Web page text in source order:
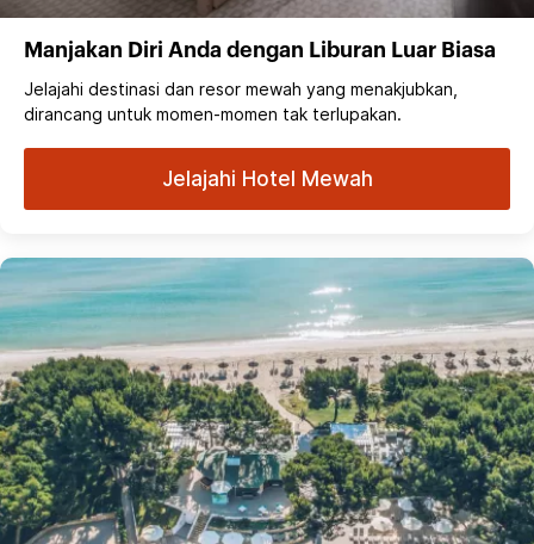
Manjakan Diri Anda dengan Liburan Luar Biasa
Jelajahi destinasi dan resor mewah yang menakjubkan,
dirancang untuk momen-momen tak terlupakan.
Jelajahi Hotel Mewah